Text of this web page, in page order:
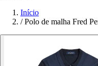
Início
/ Polo de malha Fred